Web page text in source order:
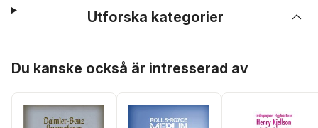
Utforska kategorier
Du kanske också är intresserad av